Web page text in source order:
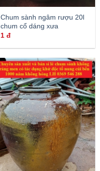
Chum sành ngâm rượu 20l
chum cổ dáng xưa
1đ